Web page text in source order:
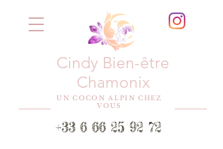
UN COCON ALPIN CHEZ
VOUS
Cindy Bien-être
Chamonix
+33 6 66 25 92 72